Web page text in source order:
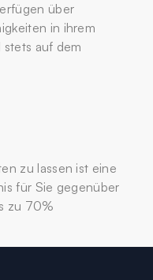
über
in ihrem
auf dem
zu lassen ist eine
für Sie gegenüber
zu 70%